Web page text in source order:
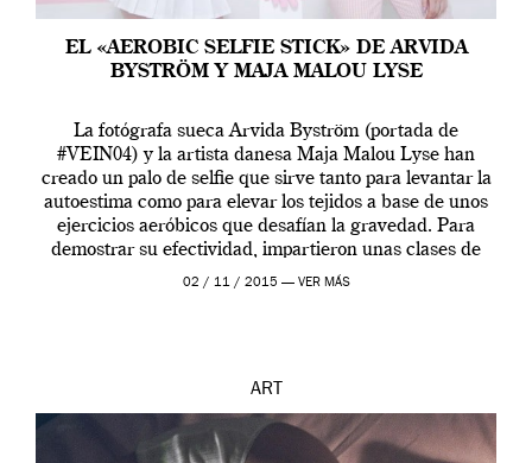
EL «AEROBIC SELFIE STICK» DE ARVIDA
BYSTRÖM Y MAJA MALOU LYSE
La fotógrafa sueca Arvida Byström (portada de
#VEIN04) y la artista danesa Maja Malou Lyse han
creado un palo de selfie que sirve tanto para levantar la
autoestima como para elevar los tejidos a base de unos
ejercicios aeróbicos que desafían la gravedad. Para
demostrar su efectividad, impartieron unas clases de
prueba en el Tate […]
02 / 11 / 2015 — VER MÁS
ART